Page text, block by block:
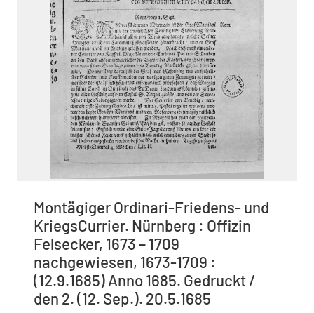
Montägiger Ordinari-Friedens- und
KriegsCurrier. Nürnberg : Offizin
Felsecker, 1673 – 1709
nachgewiesen, 1673-1709 :
(12.9.1685) Anno 1685. Gedruckt /
den 2. (12. Sep.). 20.5.1685